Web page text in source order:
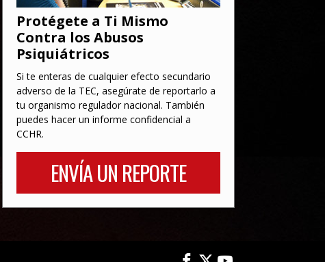
Protégete a Ti Mismo
Contra los Abusos
Psiquiátricos
Si te enteras de cualquier efecto secundario
adverso de la TEC, asegúrate de reportarlo a
tu organismo regulador nacional. También
puedes hacer un informe confidencial a
CCHR.
ENVÍA UN REPORTE